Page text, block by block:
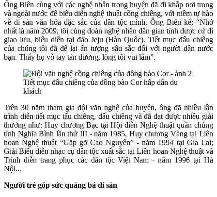
Ông Biên cùng với các nghệ nhân trong huyện đã đi khắp nơi trong
và ngoài nước để biểu diễn nghệ thuật cồng chiêng, với niềm tự hào
về di sản văn hóa đặc sắc của dân tộc mình. Ông Biên kể: “Nhớ
nhất là năm 2009, tôi cùng đoàn nghệ nhân dân gian tỉnh được cử đi
giao lưu, biểu diễn tại đảo Jeju (Hàn Quốc). Tiết mục đấu chiêng
của chúng tôi đã để lại ấn tượng sâu sắc đối với người dân nước
bạn. Thấy họ vỗ tay tán dương, lòng tôi vui lắm”.
Tiết mục đấu chiêng của đồng bào Cor hấp dẫn du
khách
Trên 30 năm tham gia đội văn nghệ của huyện, ông đã nhiều lần
trình diễn tiết mục tấu chiêng, đấu chiêng và đã đạt được nhiều giải
thưởng như: Huy chương Bạc tại Hội diễn Nghệ thuật quần chúng
tỉnh Nghĩa Bình lần thứ III - năm 1985, Huy chương Vàng tại Liên
hoan Nghệ thuật “Gặp gỡ Cao Nguyên” - năm 1994 tại Gia Lai;
Giải Biểu diễn nhạc cụ dân tộc xuất sắc tại Liên hoan Nghệ thuật và
Trình diễn trang phục các dân tộc Việt Nam - năm 1996 tại Hà
Nội...
Người trẻ góp sức quảng bá di sản